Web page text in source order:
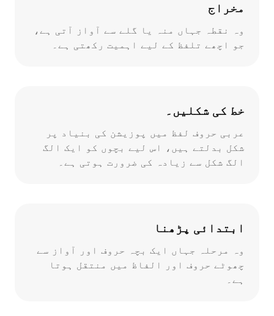
مخراج
وہ نقطہ جہاں منہ یا گلے سے آواز آتی ہے،
جو اچھے تلفظ کے لیے اہمیت رکھتی ہے۔
خط کی شکلیں۔
عربی حروف لفظ میں پوزیشن کی بنیاد پر
شکل بدلتے ہیں، اس لیے بچوں کو ایک الگ
الگ شکل سے زیادہ کی ضرورت ہوتی ہے۔
ابتدائی پڑھنا
وہ مرحلہ جہاں ایک بچہ حروف اور آواز سے
چھوٹے حروف اور الفاظ میں منتقل ہوتا
ہے۔